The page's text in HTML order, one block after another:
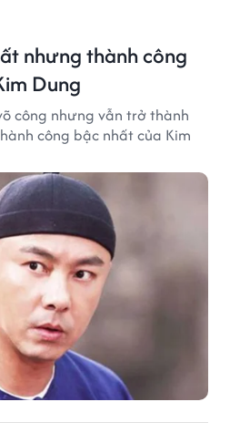
nhưng thành công
Dung
công nhưng vẫn trở thành
công bậc nhất của Kim